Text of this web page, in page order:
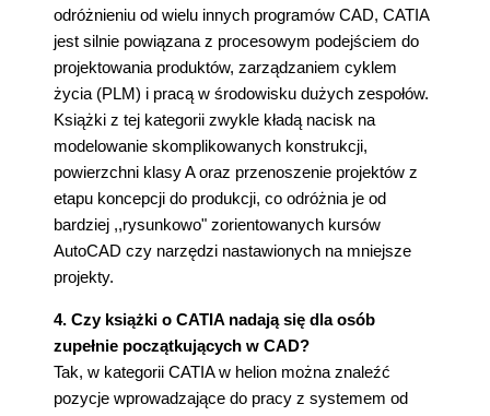
odróżnieniu od wielu innych programów CAD, CATIA
jest silnie powiązana z procesowym podejściem do
projektowania produktów, zarządzaniem cyklem
życia (PLM) i pracą w środowisku dużych zespołów.
Książki z tej kategorii zwykle kładą nacisk na
modelowanie skomplikowanych konstrukcji,
powierzchni klasy A oraz przenoszenie projektów z
etapu koncepcji do produkcji, co odróżnia je od
bardziej ,,rysunkowo" zorientowanych kursów
AutoCAD czy narzędzi nastawionych na mniejsze
projekty.
4. Czy książki o CATIA nadają się dla osób
zupełnie początkujących w CAD?
Tak, w kategorii CATIA w helion można znaleźć
pozycje wprowadzające do pracy z systemem od